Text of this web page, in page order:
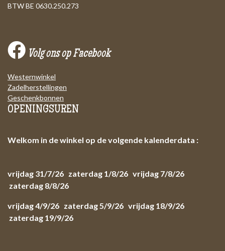
BTW BE 0630.250.273
Volg ons op Facebook
Westernwinkel
Zadelherstellingen
Geschenkbonnen
OPENINGSUREN
Welkom in de winkel op de volgende kalenderdata :
vrijdag 31/7/26 zaterdag 1/8/26 vrijdag 7/8/26
zaterdag 8/8/26
vrijdag 4/9/26 zaterdag 5/9/26 vrijdag 18/9/26
zaterdag 19/9/26